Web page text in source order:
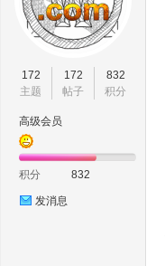
172
主题
172
帖子
832
积分
高级会员
积分 832
发消息